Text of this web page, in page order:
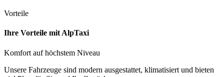
Vorteile
Ihre Vorteile mit AlpTaxi
Komfort auf höchstem Niveau
Unsere Fahrzeuge sind modern ausgestattet, klimatisiert und bieten